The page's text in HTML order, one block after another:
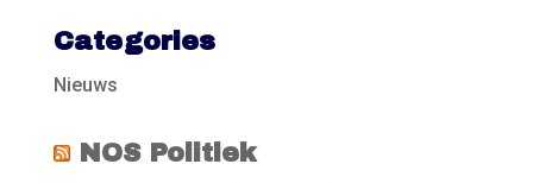
Categories
Nieuws
NOS Politiek